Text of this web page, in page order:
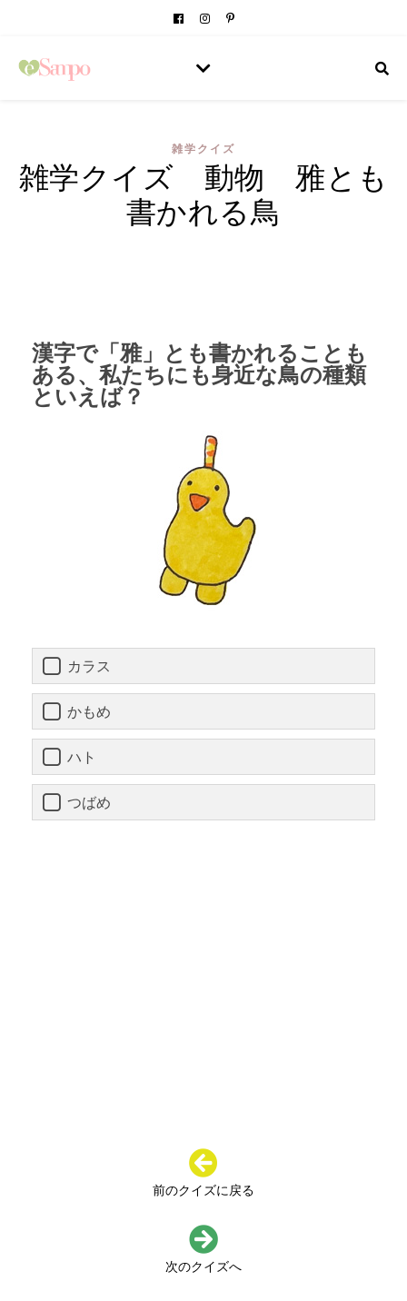
雑学クイズ
雑学クイズ 動物 雅とも
書かれる鳥
漢字で「雅」とも書かれることも
ある、私たちにも身近な鳥の種類
といえば？
カラス
かもめ
ハト
つばめ
前のクイズに戻る
次のクイズへ